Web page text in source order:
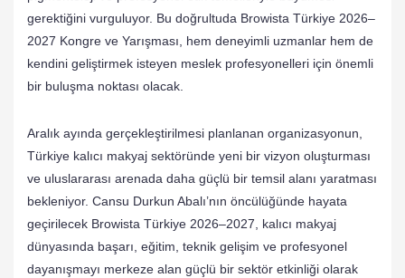
gerektiğini vurguluyor. Bu doğrultuda Browista Türkiye 2026–
2027 Kongre ve Yarışması, hem deneyimli uzmanlar hem de
kendini geliştirmek isteyen meslek profesyonelleri için önemli
bir buluşma noktası olacak.
Aralık ayında gerçekleştirilmesi planlanan organizasyonun,
Türkiye kalıcı makyaj sektöründe yeni bir vizyon oluşturması
ve uluslararası arenada daha güçlü bir temsil alanı yaratması
bekleniyor. Cansu Durkun Abalı’nın öncülüğünde hayata
geçirilecek Browista Türkiye 2026–2027, kalıcı makyaj
dünyasında başarı, eğitim, teknik gelişim ve profesyonel
dayanışmayı merkeze alan güçlü bir sektör etkinliği olarak